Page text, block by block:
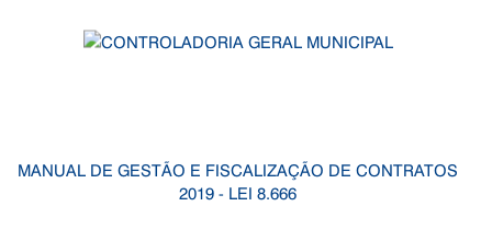
MANUAL DE GESTÃO E FISCALIZAÇÃO DE CONTRATOS
2019 - LEI 8.666